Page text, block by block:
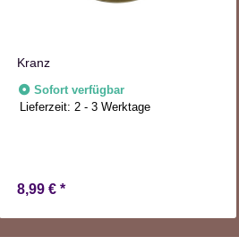
Kranz
Sofort verfügbar
Lieferzeit:2 - 3 Werktage
8,99 € *